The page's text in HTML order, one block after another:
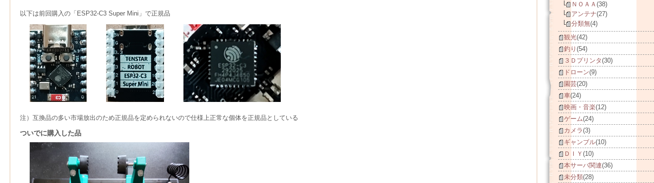
以下は前回購入の「ESP32-C3 Super Mini」で正規品
注）互換品の多い市場放出のため正規品を定められないので仕様上正常な個体を正規品としている
ついでに購入した品
ＮＯＡＡ (38)
アンテナ(27)
分類無(4)
観光(42)
釣り (54)
３Ｄプリンタ(30)
ドローン(9)
園芸(20)
車(24)
映画・音楽(12)
ゲーム(24)
カメラ(3)
ギャンブル(10)
ＤＩＹ (10)
本サーバ関連(36)
未分類(28)